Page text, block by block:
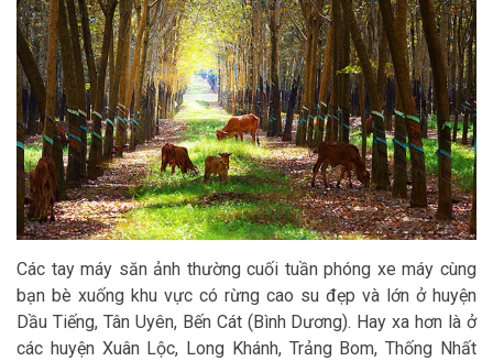
Các tay máy săn ảnh thường cuối tuần phóng xe máy cùng
bạn bè xuống khu vực có rừng cao su đẹp và lớn ở huyện
Dầu Tiếng, Tân Uyên, Bến Cát (Bình Dương). Hay xa hơn là ở
các huyện Xuân Lộc, Long Khánh, Trảng Bom, Thống Nhất